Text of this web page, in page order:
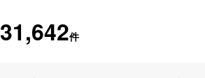
31,642件